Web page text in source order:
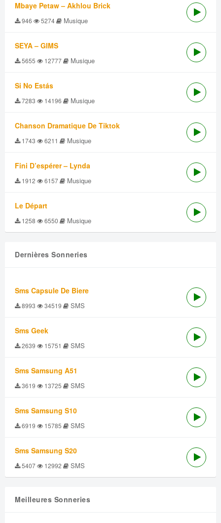
Mbaye Petaw – Akhlou Brick
946 5274 Musique
SEYA – GIMS
5655 12777 Musique
Si No Estás
7283 14196 Musique
Chanson Dramatique De Tiktok
1743 6211 Musique
Fini D’espérer – Lynda
1912 6157 Musique
Le Départ
1258 6550 Musique
Dernières Sonneries
Sms Capsule De Biere
8993 34519 SMS
Sms Geek
2639 15751 SMS
Sms Samsung A51
3619 13725 SMS
Sms Samsung S10
6919 15785 SMS
Sms Samsung S20
5407 12992 SMS
Meilleures Sonneries